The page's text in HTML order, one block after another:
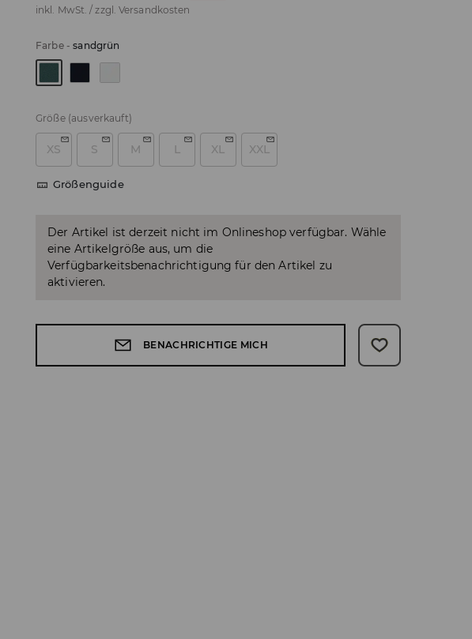
inkl. MwSt. / zzgl. Versandkosten
Farbe-sandgrün
Größe (ausverkauft)
XS S M L XL XXL
Größenguide
Der Artikel ist derzeit nicht im Onlineshop verfügbar. Wähle
eine Artikelgröße aus, um die
Verfügbarkeitsbenachrichtigung für den Artikel zu
aktivieren.
BENACHRICHTIGE MICH